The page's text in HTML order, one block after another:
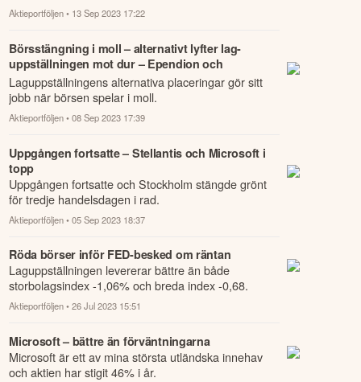
till årsskiftet.
Aktieportföljen • 13 Sep 2023 17:22
Börsstängning i moll – alternativt lyfter lag-
uppställningen mot dur – Ependion och
Microsoft i topp
Laguppställningens alternativa placeringar gör sitt
jobb när börsen spelar i moll.
Aktieportföljen • 08 Sep 2023 17:39
Uppgången fortsatte – Stellantis och Microsoft i
topp
Uppgången fortsatte och Stockholm stängde grönt
för tredje handelsdagen i rad.
Aktieportföljen • 05 Sep 2023 18:37
Röda börser inför FED-besked om räntan
Laguppställningen levererar bättre än både
storbolagsindex -1,06% och breda index -0,68.
Aktieportföljen • 26 Jul 2023 15:51
Microsoft – bättre än förväntningarna
Microsoft är ett av mina största utländska innehav
och aktien har stigit 46% i år.